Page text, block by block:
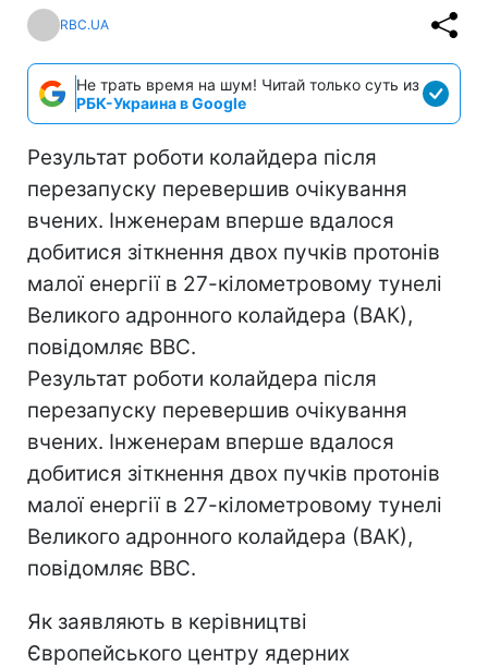
RBC.UA
Не трать время на шум! Читай только суть из
РБК-Украина в Google
Результат роботи колайдера після
перезапуску перевершив очікування
вчених. Інженерам вперше вдалося
добитися зіткнення двох пучків протонів
малої енергії в 27-кілометровому тунелі
Великого адронного колайдера (ВАК),
повідомляє ВВС.
Результат роботи колайдера після
перезапуску перевершив очікування
вчених. Інженерам вперше вдалося
добитися зіткнення двох пучків протонів
малої енергії в 27-кілометровому тунелі
Великого адронного колайдера (ВАК),
повідомляє ВВС.
Як заявляють в керівництві
Європейського центру ядерних